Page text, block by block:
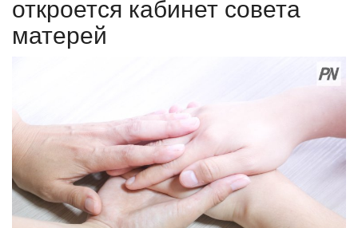
КАЗАХСТАН
СПЕЦПРОЕКТЫ
СПОРТ
Чек-лист
откроется кабинет совета
матерей